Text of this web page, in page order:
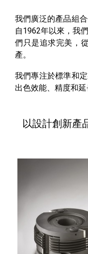
我們廣泛的產品組
自1962年以來，我
們只是追求完美，
產。
我們專注於標準和
出色效能、精度和延
以設計創新產